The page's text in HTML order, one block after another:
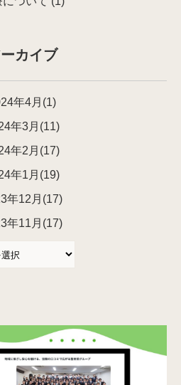
カイブ
年4月(1)
年3月(11)
年2月(17)
年1月(19)
年12月(17)
年11月(17)